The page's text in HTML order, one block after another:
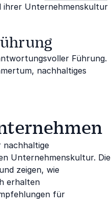
ihrer Unternehmenskultur
Führung.
nachhaltiges
nachhaltige
Unternehmenskultur. Die
zeigen, wie
erhalten
für